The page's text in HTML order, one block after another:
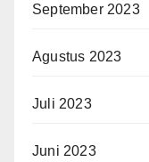
September 2023
Agustus 2023
Juli 2023
Juni 2023